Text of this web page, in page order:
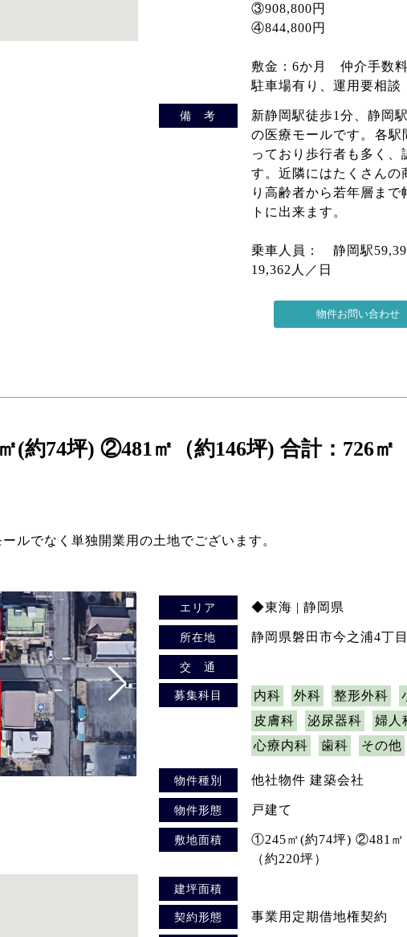
③908,800円
④844,800円
敷金：6か月 仲介手数
駐車場有り、運用要相
備 考
新静岡駅徒歩1分、静岡
の医療モールです。 各
っており歩行者も多く
す。近隣にはたくさんの
り高齢者から若年層まで
トに出来ます。
乗車人員： 静岡駅
19,362人／日
74坪) ②481㎡（約146坪) 合計：726㎡（
ルでなく単独開業用の土地でございます。
エリア ◆東海 | 静岡県
所在地 静岡県磐田市今之浦4丁
交 通
募集科目 内科 外科 整形外科
皮膚科
泌尿器科 婦人
心療内科
歯科 その他
物件種別 他社物件 建築会社
物件形態 戸建て
敷地面積
①245㎡(約74坪) ②481㎡
（約220坪）
建坪面積
契約形態 事業用定期借地権契約